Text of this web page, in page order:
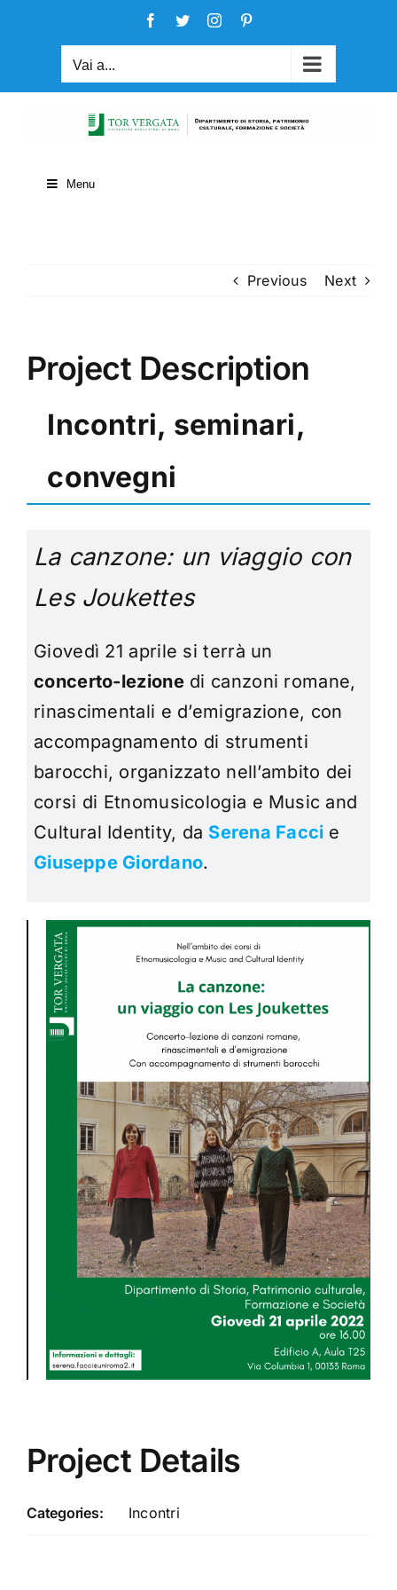
Facebook
TwitterInstagram
Vai a...
Menu
Previous Next
Project Description
Incontri, seminari,
convegni
La canzone: un viaggio con
Les Joukettes
Giovedì 21 aprile si terrà un
concerto-lezionedi canzoni romane,
rinascimentali e d’emigrazione, con
accompagnamento di strumenti
barocchi, organizzato nell’ambito dei
corsi di Etnomusicologia e Music and
Cultural Identity, da Serena Facci e
Giuseppe Giordano.
Project Details
Categories: Incontri